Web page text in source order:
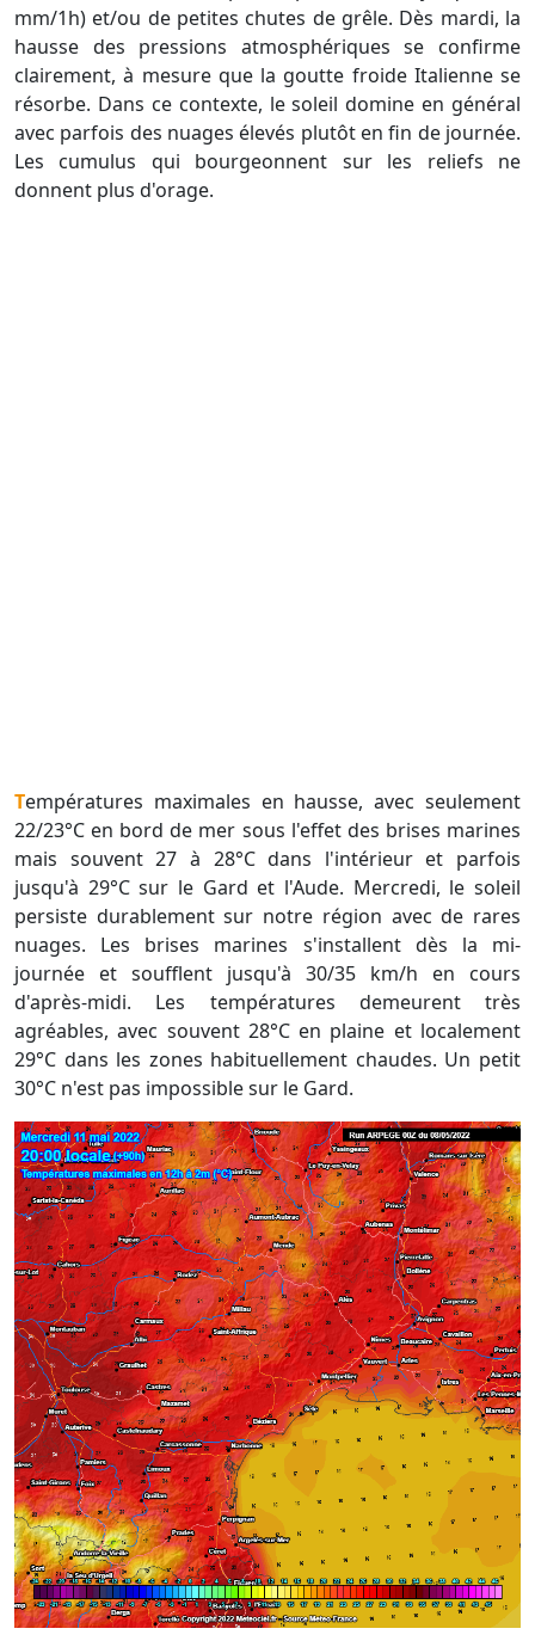
mm/1h) et/ou de petites chutes de grêle. Dès mardi, la
hausse des pressions atmosphériques se confirme
clairement, à mesure que la goutte froide Italienne se
résorbe. Dans ce contexte, le soleil domine en général
avec parfois des nuages élevés plutôt en fin de journée.
Les cumulus qui bourgeonnent sur les reliefs ne
donnent plus d'orage.
Températures maximales en hausse, avec seulement
22/23°C en bord de mer sous l'effet des brises marines
mais souvent 27 à 28°C dans l'intérieur et parfois
jusqu'à 29°C sur le Gard et l'Aude. Mercredi, le soleil
persiste durablement sur notre région avec de rares
nuages. Les brises marines s'installent dès la mi-
journée et soufflent jusqu'à 30/35 km/h en cours
d'après-midi. Les températures demeurent très
agréables, avec souvent 28°C en plaine et localement
29°C dans les zones habituellement chaudes. Un petit
30°C n'est pas impossible sur le Gard.